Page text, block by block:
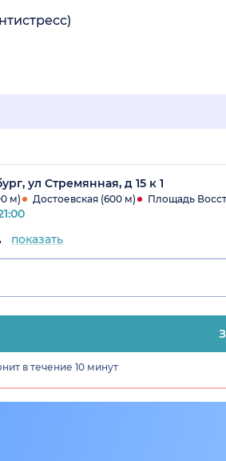
ул Стремянная, д 15 к 1
м) Достоевская (600 м) Площадь
показать
в течение 10 минут